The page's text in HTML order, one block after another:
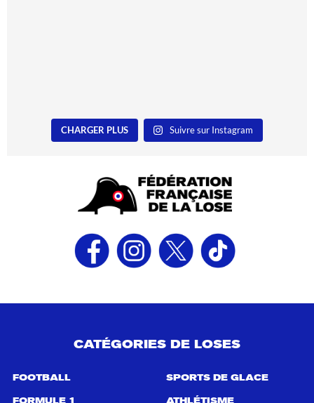
CHARGER PLUS Suivre sur Instagram
CATÉGORIES DE LOSES
FOOTBALL
SPORTS DE GLACE